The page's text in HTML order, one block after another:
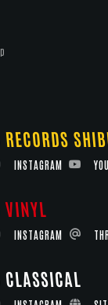
INSTAGRAM
VINYL
INSTAGRAM